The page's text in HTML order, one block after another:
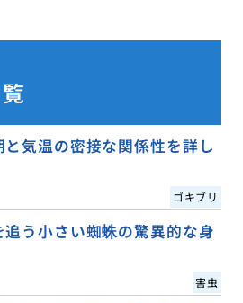
気温の密接な関係性を詳し
ゴキブリ
う小さい蜘蛛の驚異的な身
害虫